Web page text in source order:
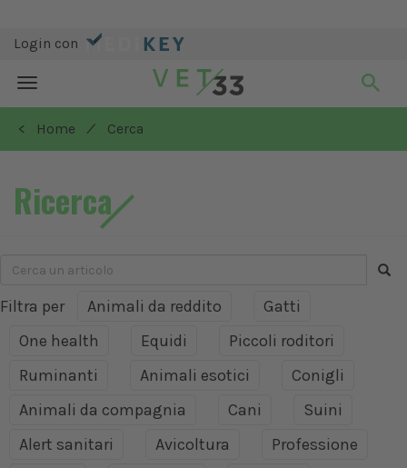
Login con
Toggle
navigation
< Home
/ Cerca
Ricerca
Filtra per Animali da reddito
Gatti
One health
Equidi
Piccoli roditori
Ruminanti
Animali esotici
Conigli
Animali da compagnia
Cani
Suini
Alert sanitari
Avicoltura
Professione